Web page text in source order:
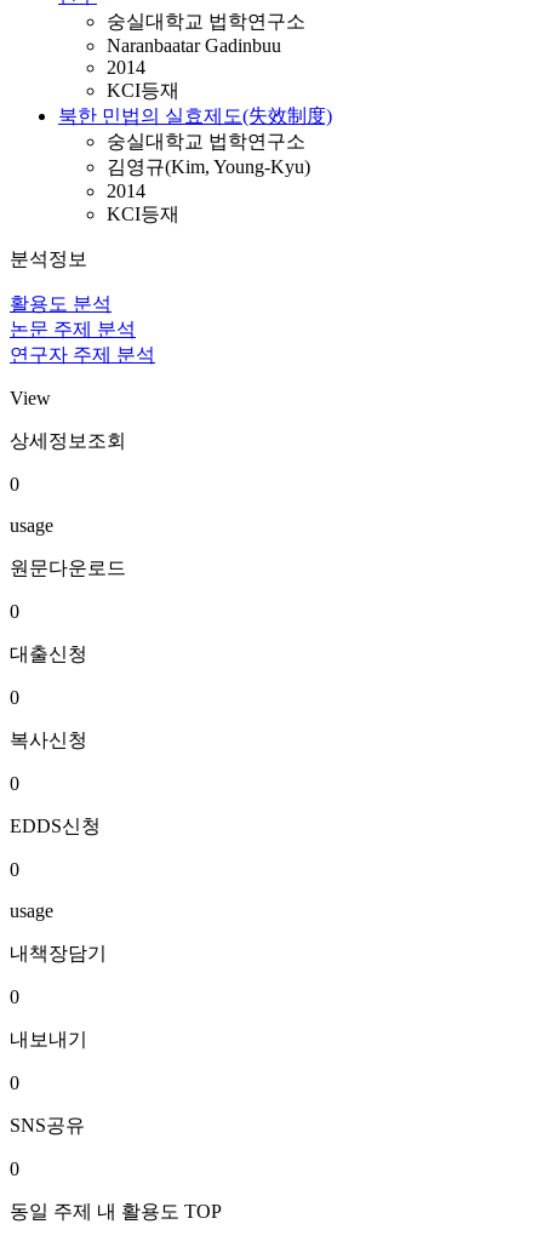
숭실대학교 법학연구소
Naranbaatar Gadinbuu
2014
KCI등재
북한 민법의 실효제도(失效制度)
숭실대학교 법학연구소
김영규(Kim, Young-Kyu)
2014
KCI등재
분석정보
활용도 분석
논문 주제 분석
연구자 주제 분석
View
상세정보조회
0
usage
원문다운로드
0
대출신청
0
복사신청
0
EDDS신청
0
usage
내책장담기
0
내보내기
0
SNS공유
0
동일 주제 내 활용도 TOP